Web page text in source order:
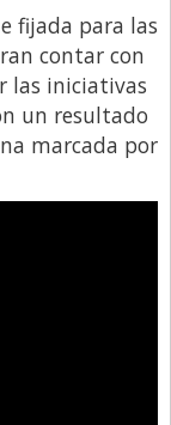
fijada para las
contar con
las iniciativas
un resultado
marcada por